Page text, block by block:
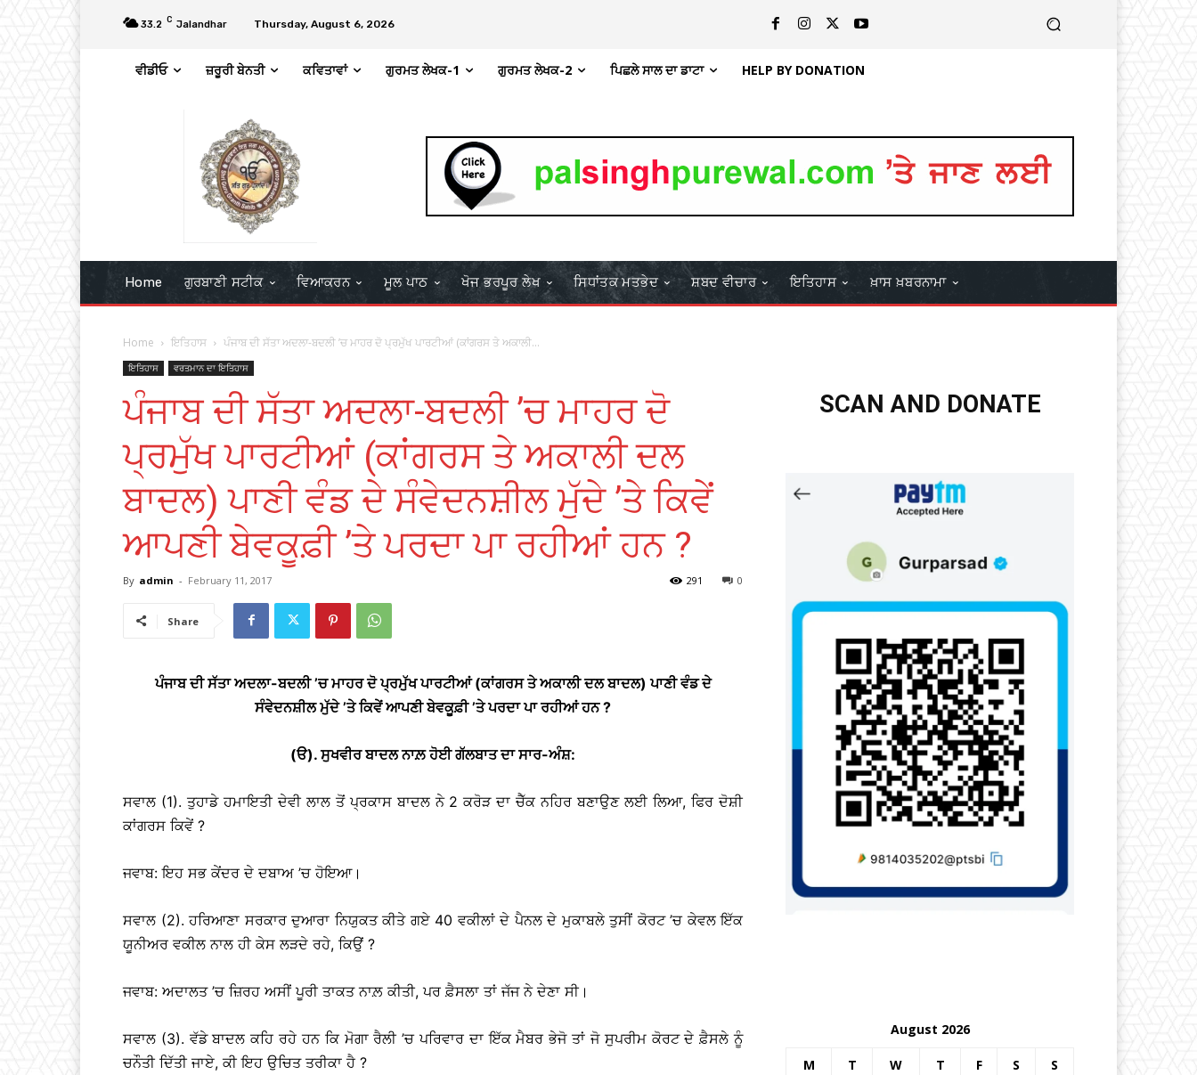
33.2 C Jalandhar Thursday, August 6, 2026
ਵੀਡੀਓ ਜ਼ਰੂਰੀ ਬੇਨਤੀ ਕਵਿਤਾਵਾਂ ਗੁਰਮਤ ਲੇਖਕ-1 ਗੁਰਮਤ ਲੇਖਕ-2 ਪਿਛਲੇ ਸਾਲ ਦਾ ਡਾਟਾ HELP BY DONATION
Home ਗੁਰਬਾਣੀ ਸਟੀਕ ਵਿਆਕਰਨ ਮੂਲ ਪਾਠ ਖੋਜ ਭਰਪੂਰ ਲੇਖ ਸਿਧਾਂਤਕ ਮਤਭੇਦ ਸ਼ਬਦ ਵੀਚਾਰ ਇਤਿਹਾਸ ਖ਼ਾਸ ਖ਼ਬਰਨਾਮਾ
Home ਇਤਿਹਾਸ ਪੰਜਾਬ ਦੀ ਸੱਤਾ ਅਦਲਾ-ਬਦਲੀ ’ਚ ਮਾਹਰ ਦੋ ਪ੍ਰਮੁੱਖ ਪਾਰਟੀਆਂ (ਕਾਂਗਰਸ ਤੇ ਅਕਾਲੀ...
ਇਤਿਹਾਸ ਵਰਤਮਾਨ ਦਾ ਇਤਿਹਾਸ
ਪੰਜਾਬ ਦੀ ਸੱਤਾ ਅਦਲਾ-ਬਦਲੀ ’ਚ ਮਾਹਰ ਦੋ
ਪ੍ਰਮੁੱਖ ਪਾਰਟੀਆਂ (ਕਾਂਗਰਸ ਤੇ ਅਕਾਲੀ ਦਲ
ਬਾਦਲ) ਪਾਣੀ ਵੰਡ ਦੇ ਸੰਵੇਦਨਸ਼ੀਲ ਮੁੱਦੇ ’ਤੇ ਕਿਵੇਂ
ਆਪਣੀ ਬੇਵਕੂਫ਼ੀ ’ਤੇ ਪਰਦਾ ਪਾ ਰਹੀਆਂ ਹਨ ?
By admin - February 11, 2017 0
291
Share
ਪੰਜਾਬ ਦੀ ਸੱਤਾ ਅਦਲਾ-ਬਦਲੀ ’ਚ ਮਾਹਰ ਦੋ ਪ੍ਰਮੁੱਖ ਪਾਰਟੀਆਂ (ਕਾਂਗਰਸ ਤੇ ਅਕਾਲੀ ਦਲ ਬਾਦਲ) ਪਾਣੀ ਵੰਡ ਦੇ
ਸੰਵੇਦਨਸ਼ੀਲ ਮੁੱਦੇ ’ਤੇ ਕਿਵੇਂ ਆਪਣੀ ਬੇਵਕੂਫ਼ੀ ’ਤੇ ਪਰਦਾ ਪਾ ਰਹੀਆਂ ਹਨ ?
(ੳ). ਸੁਖਵੀਰ ਬਾਦਲ ਨਾਲ਼ ਹੋਈ ਗੱਲਬਾਤ ਦਾ ਸਾਰ-ਅੰਸ਼:
ਸਵਾਲ (1). ਤੁਹਾਡੇ ਹਮਾਇਤੀ ਦੇਵੀ ਲਾਲ ਤੋਂ ਪ੍ਰਕਾਸ ਬਾਦਲ ਨੇ 2 ਕਰੋੜ ਦਾ ਚੈੱਕ ਨਹਿਰ ਬਣਾਉਣ ਲਈ ਲਿਆ, ਫਿਰ ਦੋਸ਼ੀ
ਕਾਂਗਰਸ ਕਿਵੇਂ ?
ਜਵਾਬ: ਇਹ ਸਭ ਕੇਂਦਰ ਦੇ ਦਬਾਅ ’ਚ ਹੋਇਆ।
ਸਵਾਲ (2). ਹਰਿਆਣਾ ਸਰਕਾਰ ਦੁਆਰਾ ਨਿਯੁਕਤ ਕੀਤੇ ਗਏ 40 ਵਕੀਲਾਂ ਦੇ ਪੈਨਲ ਦੇ ਮੁਕਾਬਲੇ ਤੁਸੀਂ ਕੋਰਟ ’ਚ ਕੇਵਲ ਇੱਕ
ਯੂਨੀਅਰ ਵਕੀਲ ਨਾਲ ਹੀ ਕੇਸ ਲੜਦੇ ਰਹੇ, ਕਿਉਂ ?
ਜਵਾਬ: ਅਦਾਲਤ ’ਚ ਜ਼ਿਰਹ ਅਸੀਂ ਪੂਰੀ ਤਾਕਤ ਨਾਲ਼ ਕੀਤੀ, ਪਰ ਫ਼ੈਸਲਾ ਤਾਂ ਜੱਜ ਨੇ ਦੇਣਾ ਸੀ।
ਸਵਾਲ (3). ਵੱਡੇ ਬਾਦਲ ਕਹਿ ਰਹੇ ਹਨ ਕਿ ਮੋਗਾ ਰੈਲੀ ’ਚ ਪਰਿਵਾਰ ਦਾ ਇੱਕ ਮੈਬਰ ਭੇਜੋ ਤਾਂ ਜੋ ਸੁਪਰੀਮ ਕੋਰਟ ਦੇ ਫ਼ੈਸਲੇ ਨੂੰ
ਚਨੌਤੀ ਦਿੱਤੀ ਜਾਏ, ਕੀ ਇਹ ਉਚਿਤ ਤਰੀਕਾ ਹੈ ?
SCAN AND DONATE
August 2026
M T W T F S S